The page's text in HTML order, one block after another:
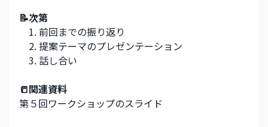
📝次第
前回までの振り返り
提案テーマのプレゼンテーション
話し合い
📒関連資料
第５回ワークショップのスライド